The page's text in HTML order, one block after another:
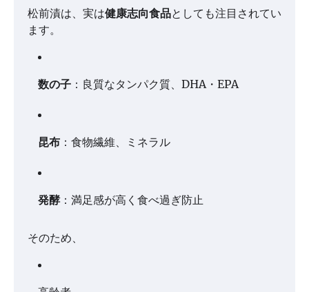
松前漬は、実は健康志向食品としても注目されてい
ます。
数の子 ：良質なタンパク質、DHA・EPA
昆布 ：食物繊維、ミネラル
発酵：満足感が高く食べ過ぎ防止
そのため、